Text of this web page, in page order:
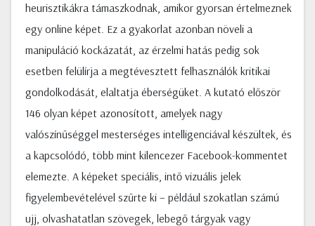
heurisztikákra támaszkodnak, amikor gyorsan értelmeznek
egy online képet. Ez a gyakorlat azonban növeli a
manipuláció kockázatát, az érzelmi hatás pedig sok
esetben felülírja a megtévesztett felhasználók kritikai
gondolkodását, elaltatja éberségüket. A kutató először
146 olyan képet azonosított, amelyek nagy
valószínűséggel mesterséges intelligenciával készültek, és
a kapcsolódó, több mint kilencezer Facebook-kommentet
elemezte. A képeket speciális, intő vizuális jelek
figyelembevételével szűrte ki – például szokatlan számú
ujj, olvashatatlan szövegek, lebegő tárgyak vagy